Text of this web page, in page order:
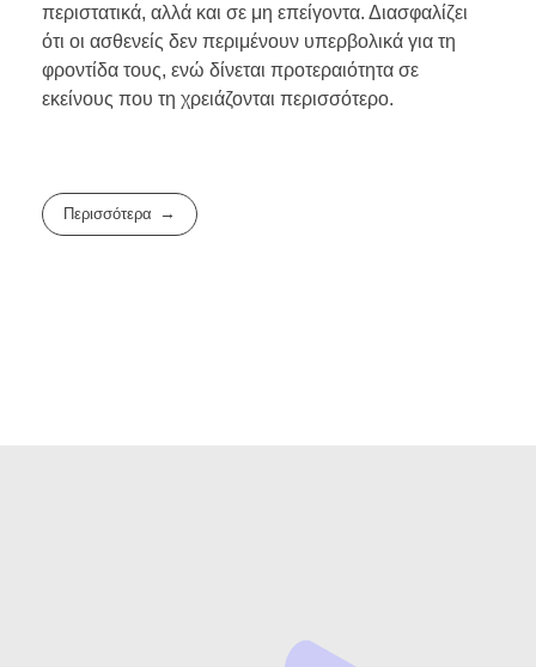
περιστατικά, αλλά και σε μη επείγοντα. Διασφαλίζει
ότι οι ασθενείς δεν περιμένουν υπερβολικά για τη
φροντίδα τους, ενώ δίνεται προτεραιότητα σε
εκείνους που τη χρειάζονται περισσότερο.
Περισσότερα